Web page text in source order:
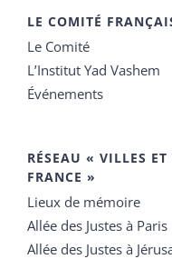
LE COMITÉ
Le Comité
L’Institut Yad Vashem
Événements
RÉSEAU « VILLES ET
FRANCE »
Lieux de mémoire
Allée des Justes à Paris
Allée des Justes à